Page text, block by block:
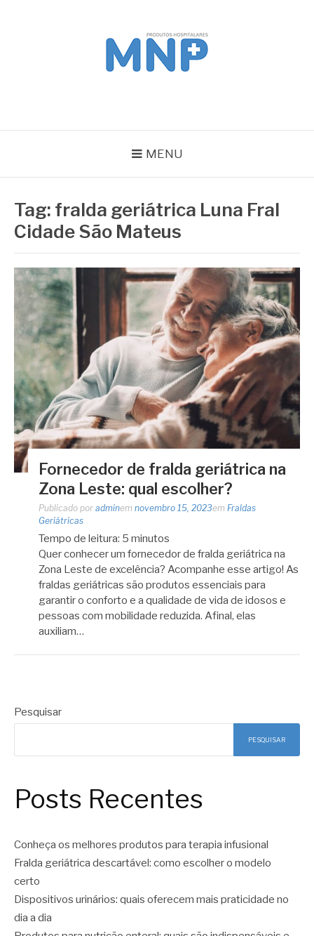
MENU
Tag: fralda geriátrica Luna Fral
Cidade São Mateus
Fornecedor de fralda geriátrica na
Zona Leste: qual escolher?
Publicado por adminem novembro 15, 2023em Fraldas
Geriátricas
Tempo de leitura: 5 minutos
Quer conhecer um fornecedor de fralda geriátrica na
Zona Leste de excelência? Acompanhe esse artigo! As
fraldas geriátricas são produtos essenciais para
garantir o conforto e a qualidade de vida de idosos e
pessoas com mobilidade reduzida. Afinal, elas
auxiliam…
Pesquisar
PESQUISAR
Posts Recentes
Conheça os melhores produtos para terapia infusional
Fralda geriátrica descartável: como escolher o modelo
certo
Dispositivos urinários: quais oferecem mais praticidade no
dia a dia